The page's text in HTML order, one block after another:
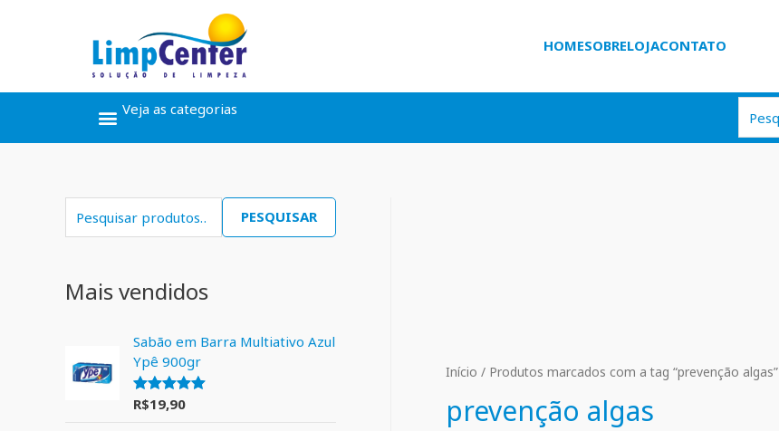
HOMESOBRELOJACONTATO
Veja as categorias
PESQUISAR
Mais vendidos
Sabão em Barra Multiativo Azul
Ypê 900gr
Avaliação
R$19,90
Início / Produtos marcados com a tag “prevenção algas”
prevenção algas